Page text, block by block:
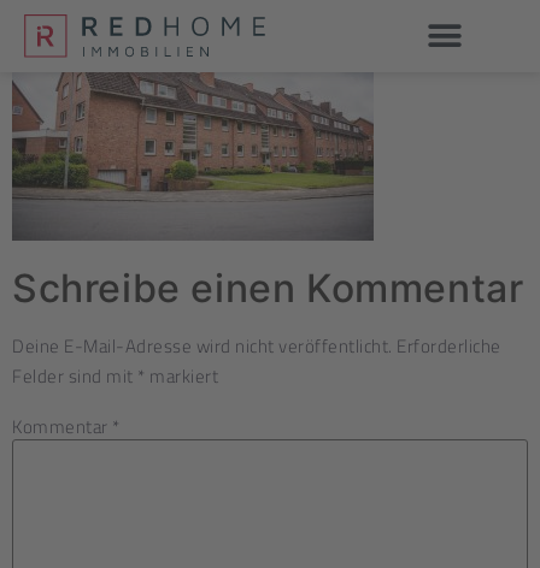
Schreibe einen Kommentar
Deine E-Mail-Adresse wird nicht veröffentlicht. Erforderliche
Felder sind mit* markiert
Kommentar*